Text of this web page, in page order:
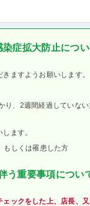
症拡大防止につ
ますようお願いします。
り、2週間経過していな
ます。
もしくは罹患した方
う重要事項につい
ックをした上、店長、